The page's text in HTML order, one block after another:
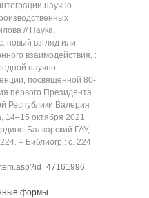
научно-
// Наука,
новый взгляд или
взаимодействия, :
научно-
посвященной 80-
первого Президента
Республики Валерия
14‒15 октября 2021
Балкарский ГАУ,
‒ Библиогр.: с. 224
.
формы